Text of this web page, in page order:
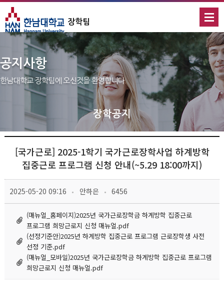
장학팀
공지사항
한남대학교 장학팀에 오신것을 환영합니다.
장학공지
[국가근로] 2025-1학기 국가근로장학사업 하계방학
집중근로 프로그램 신청 안내(~5.29 18:00까지)
2025-05-20 09:16 안하은 6456
(매뉴얼_홈페이지)2025년 국가근로장학금 하계방학 집중근로
프로그램 희망근로지 신청 매뉴얼.pdf
(선정기준안)2025년 하계방학 집중근로 프로그램 근로장학생 사전
선정 기준.pdf
(매뉴얼_모바일)2025년 국가근로장학금 하계방학 집중근로 프로그램
희망근로지 신청 매뉴얼.pdf